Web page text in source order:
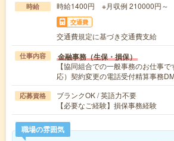
時給 時給1400円 ※月収例 210000円～
交通費
交通費規定に基づき交通費支給
仕事内容 金融事務（生保・損保）
【協同組合での一般事務のお仕事
応）契約変更の電話受付精算事務
応募資格
ブランクOK / 英語力不要
【必要なご経験】損保事務経験
職場の雰囲気